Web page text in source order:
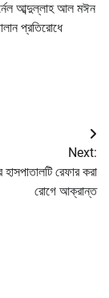
আব্দুল্লাহ আল মঈন
প্রতিরোধে
Next:
হাসপাতালটি রেফার করা
রোগে আক্রান্ত